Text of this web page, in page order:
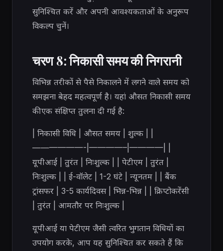
सुनिश्चित करें और अपनी आवश्यकताओं के अनुरूप
विकल्प चुनें।
चरण 8: निकासी समय की निगरानी
विभिन्न तरीकों से पैसे निकालने में लगने वाले समय को
समझना बेहद महत्वपूर्ण है। यहां औसत निकासी समय
की एक संक्षिप्त तुलना दी गई है:
| निकासी विधि | औसत समय | शुल्क | |
——————-|————–|————| |
यूपीआई | तुरंत | निःशुल्क | | पेटीएम | तुरंत |
निःशुल्क | | ई-वॉलेट | 1-2 घंटे | न्यूनतम | | बैंक
ट्रांसफर | 3-5 कार्यदिवस | भिन्न-भिन्न | | क्रिप्टोकरेंसी
| तुरंत | आमतौर पर निःशुल्क |
यूपीआई या पेटीएम जैसी त्वरित भुगतान विधियों का
उपयोग करके, आप यह सुनिश्चित कर सकते हैं कि